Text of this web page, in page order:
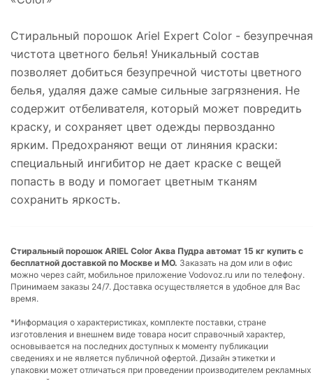
Стиральный порошок Ariel Expert Color - безупречная
чистота цветного белья! Уникальный состав
позволяет добиться безупречной чистоты цветного
белья, удаляя даже самые сильные загрязнения. Не
содержит отбеливателя, который может повредить
краску, и сохраняет цвет одежды первозданно
ярким. Предохраняют вещи от линяния краски:
специальный ингибитор не дает краске с вещей
попасть в воду и помогает цветным тканям
сохранить яркость.
Стиральный порошок ARIEL Color Аква Пудра автомат 15 кг купить с
бесплатной доставкой по Москве и МО. Заказать на дом или в офис
можно через сайт, мобильное приложение Vodovoz.ru или по телефону.
Принимаем заказы 24/7. Доставка осуществляется в удобное для Вас
время.
*Информация о характеристиках, комплекте поставки, стране
изготовления и внешнем виде товара носит справочный характер,
основывается на последних доступных к моменту публикации
сведениях и не является публичной офертой. Дизайн этикетки и
упаковки может отличаться при проведении производителем рекламных